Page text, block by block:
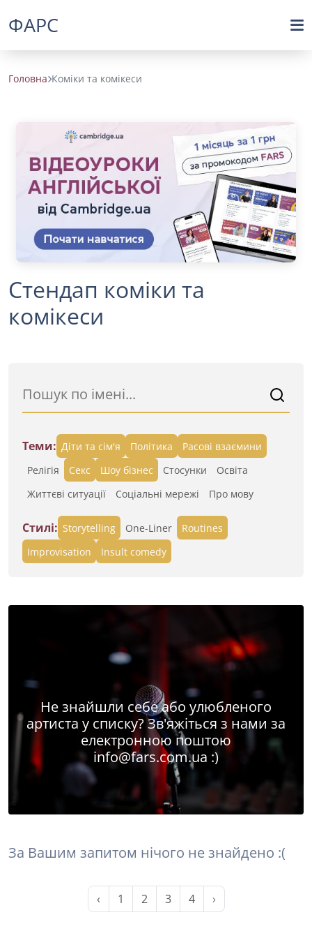
ФАРС
Головна Коміки та комікеси
Стендап коміки та
комікеси
Теми: Діти та сім'я Політика
Расові взаємини
Релігія
Секс Шоу бізнес Стосунки
Освіта
Життєві ситуації
Cоціальні мережі Про мову
Стилі: Storytelling One-Liner
Routines
Improvisation
Insult comedy
Не знайшли себе або улюбленого
артиста у списку? Зв'яжіться з нами за
електронною поштою
info@fars.com.ua :)
За Вашим запитом нічого не знайдено :(
‹ 1 2 3 4 ›